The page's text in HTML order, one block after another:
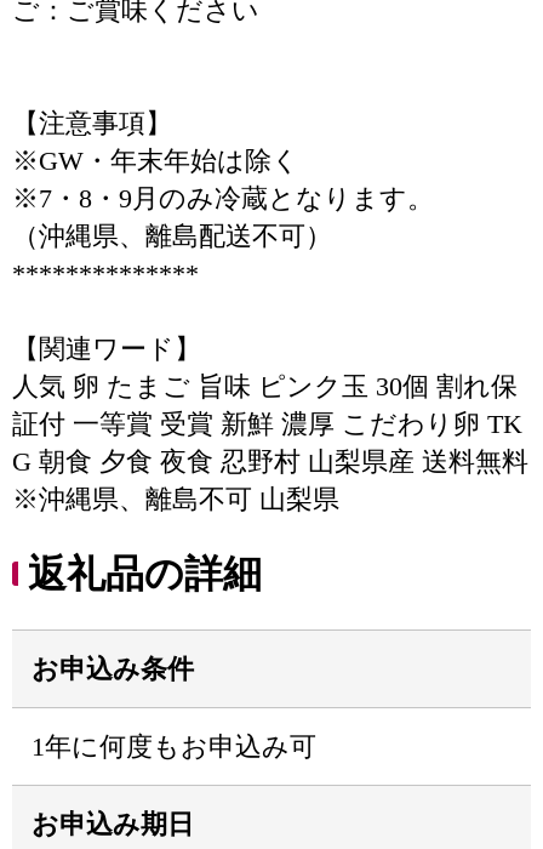
ご：ご賞味ください
【注意事項】
※GW・年末年始は除く
※7・8・9月のみ冷蔵となります。
（沖縄県、離島配送不可）
**************
【関連ワード】
人気 卵 たまご 旨味 ピンク玉 30個 割れ保
証付 一等賞 受賞 新鮮 濃厚 こだわり卵 TK
G 朝食 夕食 夜食 忍野村 山梨県産 送料無料
※沖縄県、離島不可 山梨県
返礼品の詳細
お申込み条件
1年に何度もお申込み可
お申込み期日